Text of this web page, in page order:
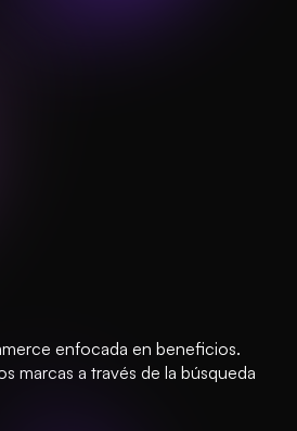
enfocada en beneficios.
marcas a través de la búsqueda